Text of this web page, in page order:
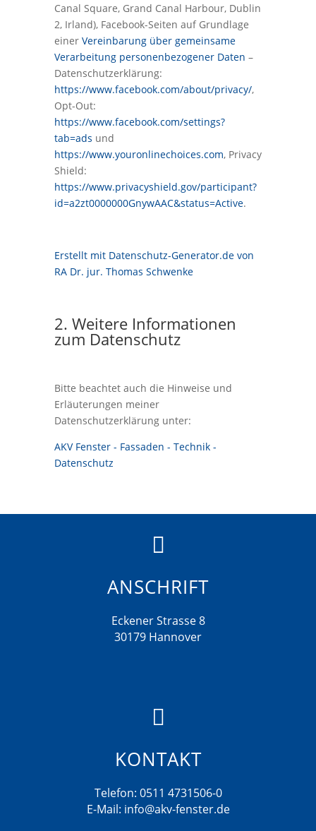
Canal Square, Grand Canal Harbour, Dublin
2, Irland), Facebook-Seiten auf Grundlage
einer Vereinbarung über gemeinsame
Verarbeitung personenbezogener Daten –
Datenschutzerklärung:
https://www.facebook.com/about/privacy/,
Opt-Out:
https://www.facebook.com/settings?
tab=ads und
https://www.youronlinechoices.com, Privacy
Shield:
https://www.privacyshield.gov/participant?
id=a2zt0000000GnywAAC&status=Active.
Erstellt mit Datenschutz-Generator.de von
RA Dr. jur. Thomas Schwenke
2. Weitere Informationen
zum Datenschutz
Bitte beachtet auch die Hinweise und
Erläuterungen meiner
Datenschutzerklärung unter:
AKV Fenster - Fassaden - Technik -
Datenschutz

ANSCHRIFT
Eckener Strasse 8
30179 Hannover

KONTAKT
Telefon: 0511 4731506-0
E-Mail: info@akv-fenster.de